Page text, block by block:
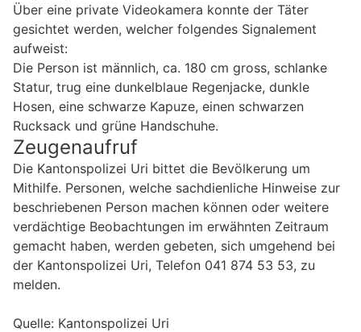
Über eine private Videokamera konnte der Täter
gesichtet werden, welcher folgendes Signalement
aufweist:
Die Person ist männlich, ca. 180 cm gross, schlanke
Statur, trug eine dunkelblaue Regenjacke, dunkle
Hosen, eine schwarze Kapuze, einen schwarzen
Rucksack und grüne Handschuhe.
Zeugenaufruf
Die Kantonspolizei Uri bittet die Bevölkerung um
Mithilfe. Personen, welche sachdienliche Hinweise zur
beschriebenen Person machen können oder weitere
verdächtige Beobachtungen im erwähnten Zeitraum
gemacht haben, werden gebeten, sich umgehend bei
der Kantonspolizei Uri, Telefon 041 874 53 53, zu
melden.
Quelle: Kantonspolizei Uri